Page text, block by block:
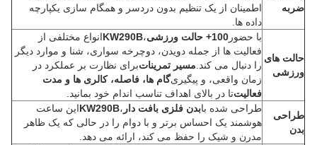
ضربه
اطمینان از یک تنظیم بدون دردسر و همگام سازی یکپارچه
داده ها.
حالت های
ورزشی
با حضور 100+ حالت ورزشی ،KW290Bانواع مختلفی از
فعالیت ها از جمله دویدن، دوچرخه سواری، شنا و موارد دیگر
را دنبال می کند. مسیر تمریناتبرای نظارت بر عملکرد در
زمان واقعی، و پیگیریگام ها، فاصله، کالری ها و مدت
فعالیتتا در بالای اهداف تناسب اندام خود بمانید.
طراحی
بدن
طراحی شده بابدن فلزی بافت دار ،KW290Bاین ساعت
هوشمند یک احساس برتر و با دوام را در حالی که یک ظاهر
مدرن و شیک را حفظ می کند، ارائه می دهد.